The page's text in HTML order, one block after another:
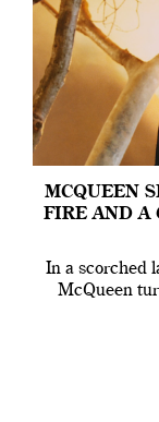
MCQUEEN
FIRE AND A
In a scorched
McQueen